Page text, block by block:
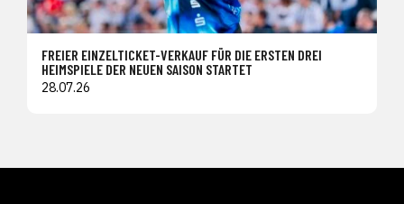
FREIER EINZELTICKET-VERKAUF FÜR DIE ERSTEN DREI
HEIMSPIELE DER NEUEN SAISON STARTET
28.07.26